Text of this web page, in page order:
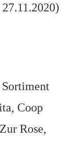
Sortiment
Coop
Rose,